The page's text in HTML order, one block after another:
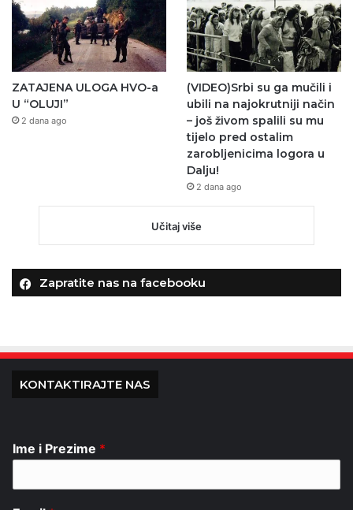
ZATAJENA ULOGA HVO-a
U “OLUJI”
2 dana ago
(VIDEO)Srbi su ga mučili i
ubili na najokrutniji način
– još živom spalili su mu
tijelo pred ostalim
zarobljenicima logora u
Dalju!
2 dana ago
Učitaj više
Zapratite nas na facebooku
KONTAKTIRAJTE NAS
Ime i Prezime *